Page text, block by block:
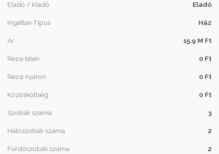
Eladó / Kiadó Eladó
Ingatlan Típus Ház
Ár 15.9 M Ft
Rezsi télen 0 Ft
Rezsi nyáron 0 Ft
Közösköltség 0 Ft
Szobák száma 3
Hálószobák száma 2
Fürdőszobák száma 2